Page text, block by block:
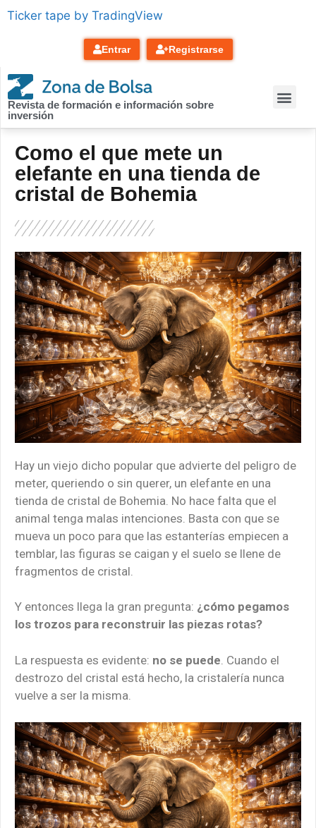
contenido
Ticker tape by TradingView
Entrar Registrarse
Revista de formación e información sobre
inversión
Como el que mete un
elefante en una tienda de
cristal de Bohemia
Hay un viejo dicho popular que advierte del peligro de
meter, queriendo o sin querer, un elefante en una
tienda de cristal de Bohemia. No hace falta que el
animal tenga malas intenciones. Basta con que se
mueva un poco para que las estanterías empiecen a
temblar, las figuras se caigan y el suelo se llene de
fragmentos de cristal.
Y entonces llega la gran pregunta: ¿cómo pegamos
los trozos para reconstruir las piezas rotas?
La respuesta es evidente: no se puede . Cuando el
destrozo del cristal está hecho, la cristalería nunca
vuelve a ser la misma.